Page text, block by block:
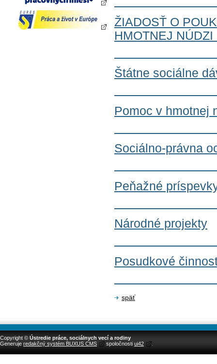
ŽIADOSŤ O
HMOTNEJ NÚDZI
Štátne sociálne
Pomoc v hmotnej
Sociálno-právna
Peňažné
Národné projekty
Posudkové
späť
Copyright © Ústredie práce, sociálnych vecí a rodiny
Generuje redakčný systém BUXUS CMS spoločnosti ui42